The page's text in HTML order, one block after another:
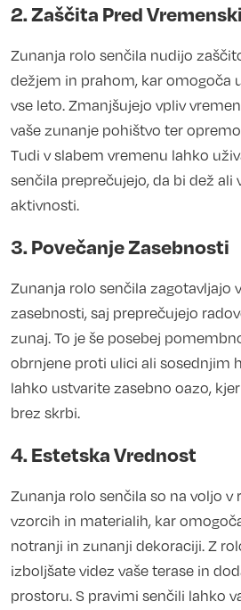
2. Zaščita Pred
Zunanja rolo senčila nudijo
dežjem in prahom, kar omogoča
vse leto. Zmanjšujejo vpliv
vaše zunanje pohištvo ter
Tudi v slabem vremenu lahko
senčila preprečujejo, da bi dež ali
aktivnosti.
3. Povečanje Zasebnosti
Zunanja rolo senčila zagotavljajo
zasebnosti, saj preprečujejo
zunaj. To je še posebej
obrnjene proti ulici ali sosednjim
lahko ustvarite zasebno oazo,
brez skrbi.
4. Estetska Vrednost
Zunanja rolo senčila so na voljo v
vzorcih in materialih, kar
notranji in zunanji dekoraciji. Z
izboljšate videz vaše terase in
prostoru. S pravimi senčili lahko